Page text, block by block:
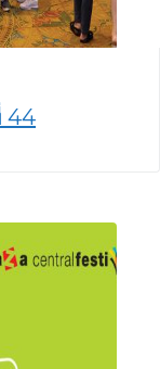
44